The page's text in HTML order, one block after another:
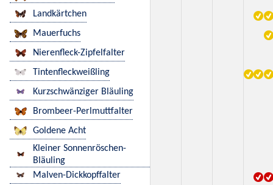
Landkärtchen
Mauerfuchs
Nierenfleck-Zipfelfalter
Tintenfleckweißling
Kurzschwänziger Bläuling
Brombeer-Perlmuttfalter
Goldene Acht
Kleiner Sonnenröschen-
Bläuling
Malven-Dickkopffalter